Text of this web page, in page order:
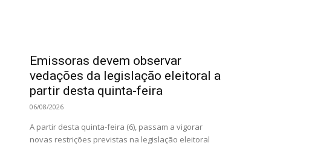
Emissoras devem observar
vedações da legislação eleitoral a
partir desta quinta-feira
06/08/2026
A partir desta quinta-feira (6), passam a vigorar
novas restrições previstas na legislação eleitoral